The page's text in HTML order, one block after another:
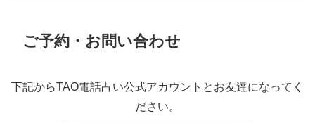
ご予約・お問い合わせ
下記からTAO電話占い公式アカウントとお友達になってく
ださい。